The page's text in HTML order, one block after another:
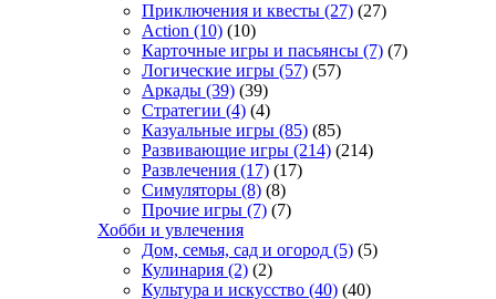
Приключения и квесты (27) (27)
Action (10) (10)
Карточные игры и пасьянсы (7) (7)
Логические игры (57) (57)
Аркады (39) (39)
Стратегии (4) (4)
Казуальные игры (85) (85)
Развивающие игры (214) (214)
Развлечения (17) (17)
Симуляторы (8) (8)
Прочие игры (7) (7)
Хобби и увлечения
Дом, семья, сад и огород (5) (5)
Кулинария (2) (2)
Культура и искусство (40) (40)